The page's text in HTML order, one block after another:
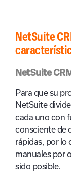
NetSuite
NetSuite
Para que su
NetSuite
cada uno con
consciente de
rápidas, por lo
manuales por
sido posible.